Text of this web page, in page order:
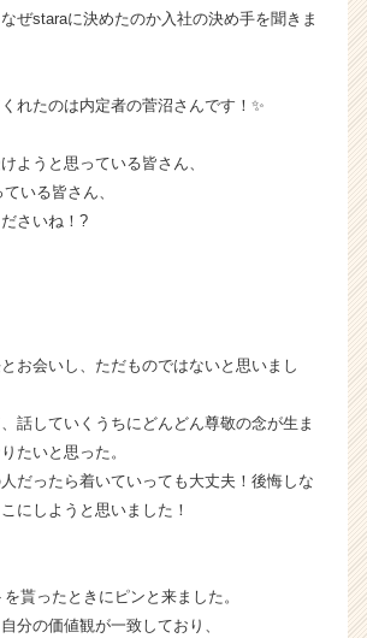
チ
長
業
か
ら
届
就
活
サ
ト
キ
ャ
ぜstaraに決めたのか入社の決め手を聞きま
れたのは内定者の菅沼さんです！✨
ようと思っている皆さん、
いる皆さん、
さいね！?
お会いし、ただものではないと思いまし
話していくうちにどんどん尊敬の念が生ま
たいと思った。
だったら着いていっても大丈夫！後悔しな
にしようと思いました！
貰ったときにピンと来ました。
分の価値観が一致しており、